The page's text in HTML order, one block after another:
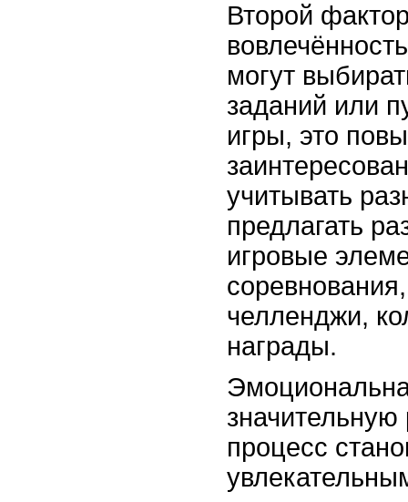
Второй
могут
заданий или
игры, это
учитывать
предлагать
игровые
челленджи,
награды.
процесс